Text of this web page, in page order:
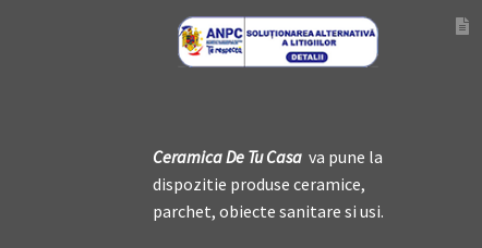
Ceramica De Tu Casa va pune la
dispozitie produse ceramice,
parchet, obiecte sanitare si usi.